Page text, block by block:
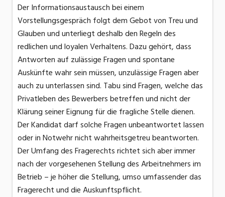
Der Informationsaustausch bei einem
Vorstellungsgespräch folgt dem Gebot von Treu und
Glauben und unterliegt deshalb den Regeln des
redlichen und loyalen Verhaltens. Dazu gehört, dass
Antworten auf zulässige Fragen und spontane
Auskünfte wahr sein müssen, unzulässige Fragen aber
auch zu unterlassen sind. Tabu sind Fragen, welche das
Privatleben des Bewerbers betreffen und nicht der
Klärung seiner Eignung für die fragliche Stelle dienen.
Der Kandidat darf solche Fragen unbeantwortet lassen
oder in Notwehr nicht wahrheitsgetreu beantworten.
Der Umfang des Fragerechts richtet sich aber immer
nach der vorgesehenen Stellung des Arbeitnehmers im
Betrieb – je höher die Stellung, umso umfassender das
Fragerecht und die Auskunftspflicht.